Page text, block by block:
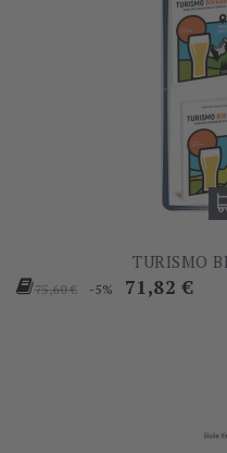
TURISMO
Prezzo
75,60 € -5% Prezzo
71,82 €